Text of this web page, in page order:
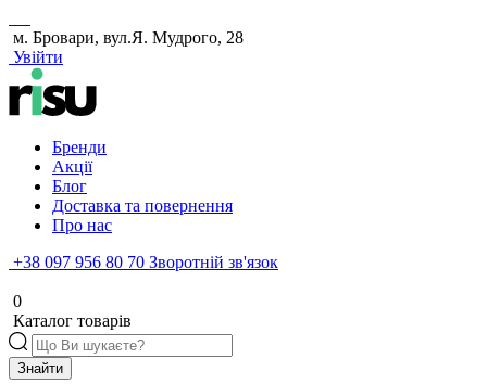
м. Бровари, вул.Я. Мудрого, 28
Увійти
Бренди
Акції
Блог
Доставка та повернення
Про нас
+38 097 956 80 70 Зворотній зв'язок
0
Каталог товарів
Знайти